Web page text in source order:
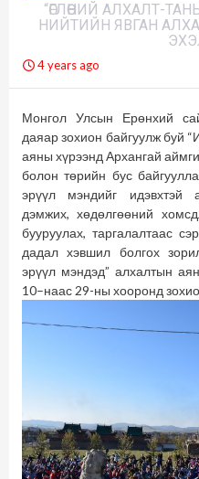
“ӨГЛӨӨНИЙ АЛХАЛТ-
НИЙТИЙН ЯВГАН
4 years ago
Монгол Улсын Ерөнхий
даяар зохион байгуулж буй
аяны хүрээнд Архангай
болон төрийн бус
эрүүл мэндийг идэвхтэй
дэмжих, хөдөлгөөний
бууруулах, таргалалтаас
дадал хэвшил болгох
эрүүл мэндэд” алхалтын
10–наас 29-ны хооронд